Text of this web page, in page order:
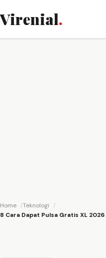
Virenial.
Home
Teknologi
8 Cara Dapat Pulsa Gratis XL